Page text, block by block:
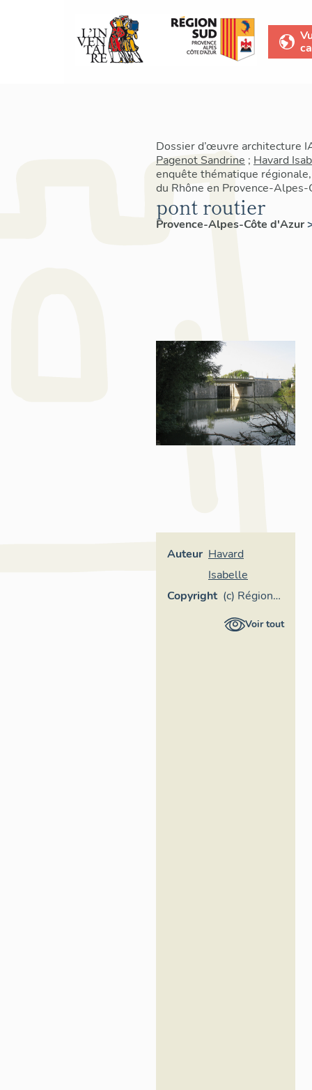
Dossier d’œuvre architecture
Pagenot Sandrine ; Havard
enquête thématique
du Rhône en Provence-
pont routier
Provence-Alpes-Côte d'Azur
Auteur Havard
Isabelle
Copyright (c) Région
Provence-
Voir tout